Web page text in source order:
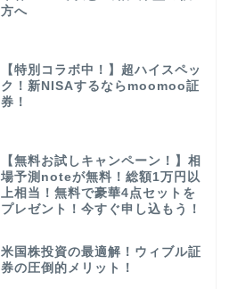
方へ
【特別コラボ中！】超ハイスペッ
ク！新NISAするならmoomoo証
券！
【無料お試しキャンペーン！】相
場予測noteが無料！総額1万円以
上相当！無料で豪華4点セットを
プレゼント！今すぐ申し込もう！
米国株投資の最適解！ウィブル証
券の圧倒的メリット！